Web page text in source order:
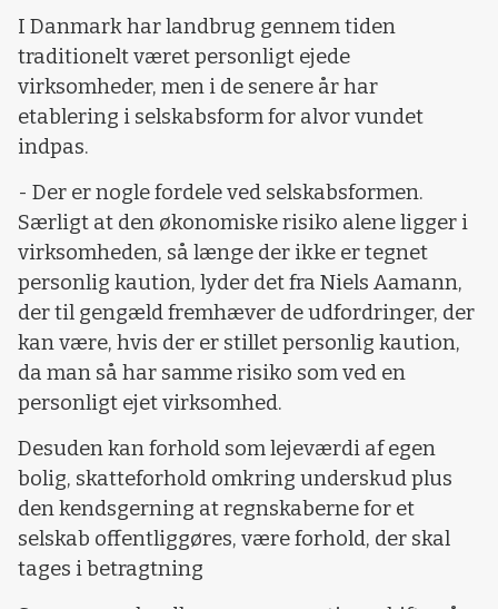
I Danmark har landbrug gennem tiden
traditionelt været personligt ejede
virksomheder, men i de senere år har
etablering i selskabsform for alvor vundet
indpas.
- Der er nogle fordele ved selskabsformen.
Særligt at den økonomiske risiko alene ligger i
virksomheden, så længe der ikke er tegnet
personlig kaution, lyder det fra Niels Aamann,
der til gengæld fremhæver de udfordringer, der
kan være, hvis der er stillet personlig kaution,
da man så har samme risiko som ved en
personligt ejet virksomhed.
Desuden kan forhold som lejeværdi af egen
bolig, skatteforhold omkring underskud plus
den kendsgerning at regnskaberne for et
selskab offentliggøres, være forhold, der skal
tages i betragtning